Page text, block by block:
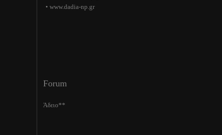
• www.dadia-np.gr
Forum
Άδειο**